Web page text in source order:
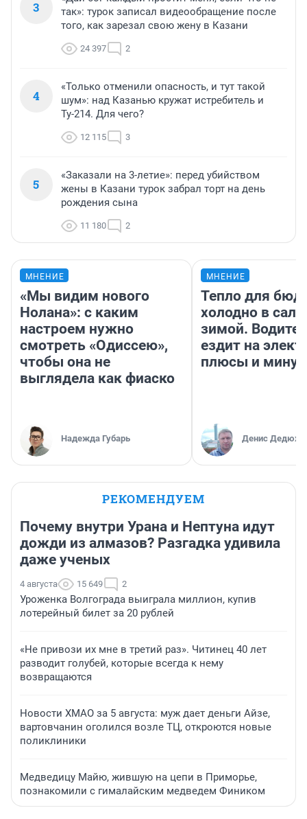
3
так»: турок записал видеообращение после
того, как зарезал свою жену в Казани
24 397 2
4
«Только отменили опасность, и тут такой
шум»: над Казанью кружат истребитель и
Ту-214. Для чего?
12 115 3
5
«Заказали на 3-летие»: перед убийством
жены в Казани турок забрал торт на день
рождения сына
11 180 2
МНЕНИЕ
«Мы видим нового
Нолана»: с каким
настроем нужно
смотреть «Одиссею»,
чтобы она не
выглядела как фиаско
Надежда Губарь
МНЕНИЕ
Тепло для
холодно в
зимой.
ездит на
плюсы и
Денис
РЕКОМЕНДУЕМ
Почему внутри Урана и Нептуна идут
дожди из алмазов? Разгадка удивила
даже ученых
4 августа 15 649 2
Уроженка Волгограда выиграла миллион, купив
лотерейный билет за 20 рублей
«Не привози их мне в третий раз». Читинец 40 лет
разводит голубей, которые всегда к нему
возвращаются
Новости ХМАО за 5 августа: муж дает деньги Айзе,
вартовчанин оголился возле ТЦ, откроются новые
поликлиники
Медведицу Майю, жившую на цепи в Приморье,
познакомили с гималайским медведем Фиником